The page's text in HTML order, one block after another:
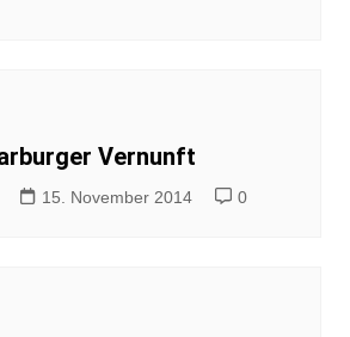
Vernunft
15. November 2014 0